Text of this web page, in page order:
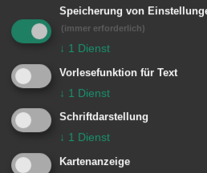
Waltraud Schwarz,
Thelen, Andreas
Wirth.
Eine Vormerkung der
Ausleihe für den 3.
möglich und
Speicherung von
(immer erforderlich)
↓ 1 Dienst
Vorlesefunktion für Text
↓ 1 Dienst
Schriftdarstellung
↓ 1 Dienst
Kartenanzeige